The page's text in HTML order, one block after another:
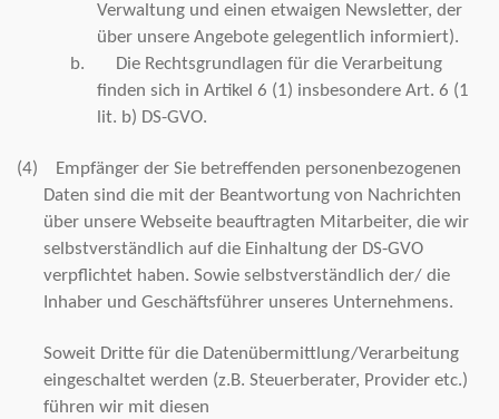
Verwaltung und einen etwaigen Newsletter, der
über unsere Angebote gelegentlich informiert).
b.
Die Rechtsgrundlagen für die Verarbeitung
finden sich in Artikel 6 (1) insbesondere Art. 6 (1
lit. b) DS-GVO.
(4)
Empfänger der Sie betreffenden personenbezogenen
Daten sind die mit der Beantwortung von Nachrichten
über unsere Webseite beauftragten Mitarbeiter, die wir
selbstverständlich auf die Einhaltung der DS-GVO
verpflichtet haben. Sowie selbstverständlich der/ die
Inhaber und Geschäftsführer unseres Unternehmens.
Soweit Dritte für die Datenübermittlung/Verarbeitung
eingeschaltet werden (z.B. Steuerberater, Provider etc.)
führen wir mit diesen